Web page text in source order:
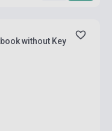
without Key